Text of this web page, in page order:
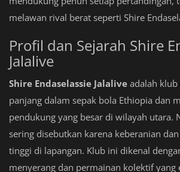
melawan rival berat seperti Shire
Profil dan Sejarah Shire
Jalalive
Shire Endaselassie Jalalive adalah klub
panjang dalam sepak bola Ethiopia dan
pendukung yang besar di wilayah utara.
sering disebutkan karena keberanian
tinggi di lapangan. Klub ini dikenal
menyerang dan permainan kolektif yang